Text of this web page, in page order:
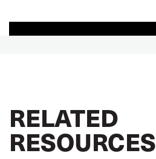
RELATED
RESOURCES